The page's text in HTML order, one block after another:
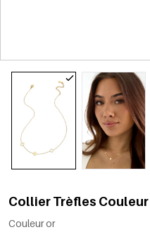
Collier Trèfles
Couleur or